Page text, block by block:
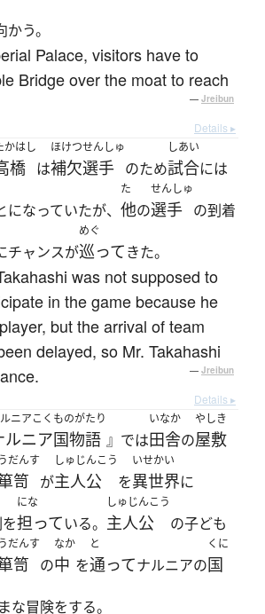
かう。
Palace, visitors have to
Bridge over the moat to reach
— Jreibun
Details ▸
かはし
橋 は
ほけつせんしゅ
補欠選手 のため
しあい
試合には
なっていたが、
た
他の
せんしゅ
選手 の到着
チャンスが
めぐ
巡ってきた。
was not supposed to
in the game because he
but the arrival of team
delayed, so Mr. Takahashi
— Jreibun
Details ▸
ニアこくものがたり
ルニア国物語 』では
いなか
田舎の
やしき
屋敷
だんす
笥 が
しゅじんこう
主人公 を
いせかい
異世界に
にな
担っている。
しゅじんこう
主人公 の子ども
だんす
笥 の
なか
中 を
と
通ってナルニアの
くに
国
な冒険をする。